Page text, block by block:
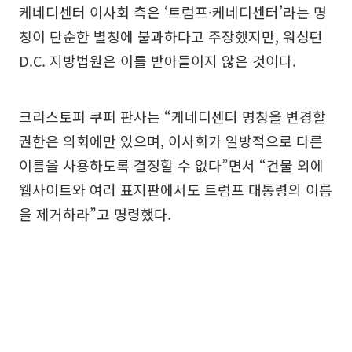
케네디센터 이사회 측은 ‘트럼프·케네디센터’라는 명
칭이 단순한 별칭에 불과하다고 주장했지만, 워싱턴
D.C. 지방법원은 이를 받아들이지 않은 것이다.
크리스토퍼 쿠퍼 판사는 “케네디센터 명칭을 변경할
권한은 의회에만 있으며, 이사회가 일방적으로 다른
이름을 사용하도록 결정할 수 없다”면서 “건물 외에
웹사이트와 여러 표지판에서도 트럼프 대통령의 이름
을 제거하라”고 명령했다.